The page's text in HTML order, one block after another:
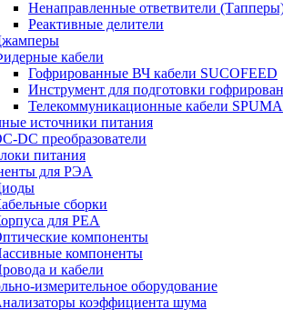
Ненаправленные ответвители
Реактивные делители
кабели
Гофрированные ВЧ кабели SUCOFEED
Инструмент для подготовки
Телекоммуникационные кабели SPUMA
источники питания
DC преобразователи
питания
для РЭА
сборки
для РЕА
компоненты
компоненты
и кабели
измерительное оборудование
коэффициента шума